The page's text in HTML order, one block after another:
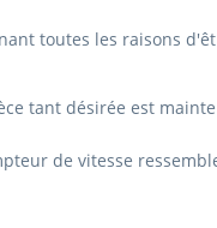
toutes les raisons
tant désirée est
de vitesse